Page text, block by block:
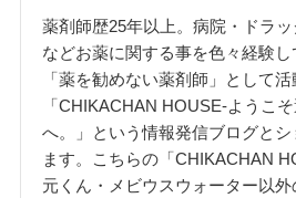
薬剤師歴25年以上。病院・ドラ
などお薬に関する事を色々経験
「薬を勧めない薬剤師」として活
「CHIKACHAN HOUSE-ようこ
へ。」という情報発信ブログと
ます。こちらの「CHIKACHAN
元くん・メビウスウォーター以